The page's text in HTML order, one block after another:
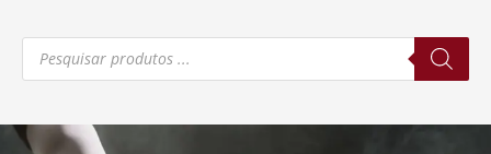
Pesquisar
produtos